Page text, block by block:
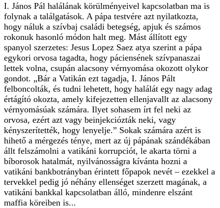
I. János Pál halálának körülményeivel kapcsolatban ma is
folynak a találgatások. A pápa testvére azt nyilatkozta,
hogy náluk a szívbaj családi betegség, apjuk és számos
rokonuk hasonló módon halt meg. Mást állított egy
spanyol szerzetes: Jesus Lopez Saez atya szerint a pápa
egykori orvosa tagadta, hogy páciensének szívpanaszai
lettek volna, csupán alacsony vérnyomása okozott olykor
gondot. „Bár a Vatikán ezt tagadja, I. János Pált
felboncolták, és tudni lehetett, hogy halálát egy nagy adag
értágító okozta, amely kifejezetten ellenjavallt az alacsony
vérnyomásúak számára. Ilyet sohasem írt fel neki az
orvosa, ezért azt vagy beinjekciózták neki, vagy
kényszerítették, hogy lenyelje.” Sokak számára azért is
hihető a mérgezés ténye, mert az új pápának szándékában
állt felszámolni a vatikáni korrupciót, le akarta törni a
bíborosok hatalmát, nyilvánosságra kívánta hozni a
vatikáni bankbotrányban érintett főpapok nevét – ezekkel a
tervekkel pedig jó néhány ellenséget szerzett magának, a
vatikáni bankkal kapcsolatban álló, mindenre elszánt
maffia köreiben is...